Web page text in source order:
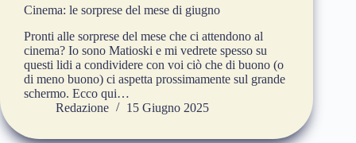
Cinema: le sorprese del mese di giugno
Pronti alle sorprese del mese che ci attendono al
cinema? Io sono Matioski e mi vedrete spesso su
questi lidi a condividere con voi ciò che di buono (o
di meno buono) ci aspetta prossimamente sul grande
schermo. Ecco qui…
Redazione
15 Giugno 2025